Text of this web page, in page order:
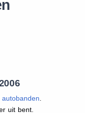
autobanden
uit bent.